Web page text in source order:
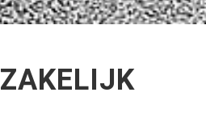
ZAKELIJK